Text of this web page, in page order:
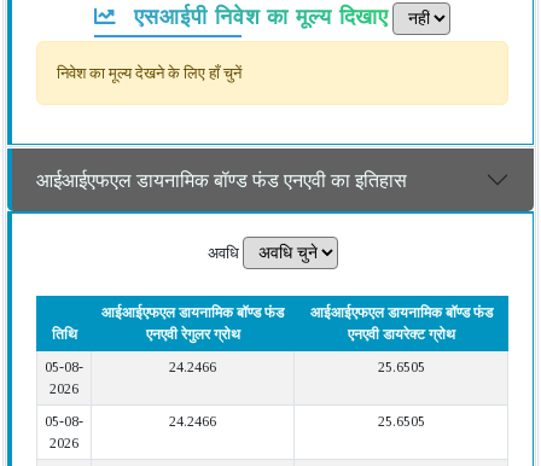
एसआईपी निवेश का मूल्य दिखाए
निवेश का मूल्य देखने के लिए हाँ चुनें
आईआईएफएल डायनामिक बॉण्ड फंड एनएवी का इतिहास
अवधि
तिथि
आईआईएफएल डायनामिक बॉण्ड फंड
एनएवी रेगुलर ग्रोथ
आईआईएफएल डायनामिक बॉण्ड फंड
एनएवी डायरेक्ट ग्रोथ
05-08-
2026
24.2466 25.6505
05-08-
2026
24.2466 25.6505